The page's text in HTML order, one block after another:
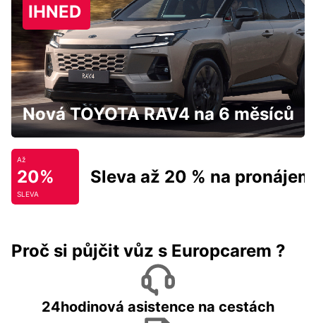
IHNED
Nová TOYOTA RAV4 na 6 měsíců
Až
20%
SLEVA
Sleva až 20 % na pronájem
Proč si půjčit vůz s Europcarem ?
24hodinová asistence na cestách